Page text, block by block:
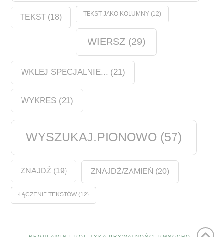
TEKST (18) TEKST JAKO KOLUMNY(12)
WIERSZ(29)
WKLEJ SPECJALNIE... (21)
WYKRES(21)
WYSZUKAJ.PIONOWO (57)
ZNAJDŹ (19) ZNAJDŹ/ZAMIEŃ (20)
ŁĄCZENIE TEKSTÓW (12)